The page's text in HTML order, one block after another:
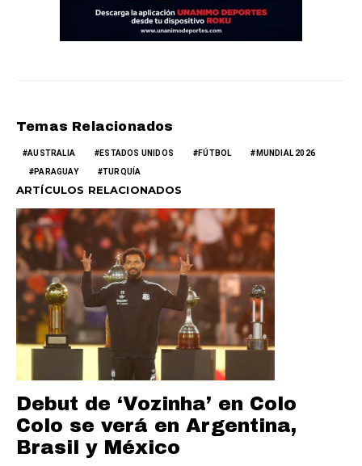
Temas Relacionados
AUSTRALIA ESTADOS UNIDOS FÚTBOL MUNDIAL 2026
PARAGUAY TURQUÍA
ARTÍCULOS RELACIONADOS
Debut de ‘Vozinha’ en Colo
Colo se verá en Argentina,
Brasil y México